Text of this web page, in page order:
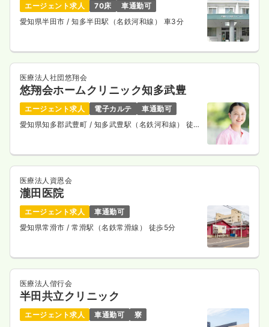
エージェント求人 70床
車通勤可
愛知県半田市 / 知多半田駅（名鉄河和線） 車3分
医療法人社団悠翔会
悠翔会ホームクリニック知多武豊
エージェント求人 電子カルテ
車通勤可
愛知県知多郡武豊町 / 知多武豊駅（名鉄河和線） 徒歩
医療法人資恩会
瀧田医院
エージェント求人
車通勤可
愛知県常滑市 / 常滑駅（名鉄常滑線） 徒歩5分
医療法人偕行会
半田共立クリニック
エージェント求人 車通勤可
寮